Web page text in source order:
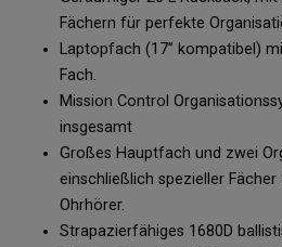
Fächern für perfekte
Laptopfach (17” kompatibel)
Fach.
Mission Control
insgesamt
Großes Hauptfach und zwei
einschließlich spezieller Fächer
Ohrhörer.
Strapazierfähiges 1680D